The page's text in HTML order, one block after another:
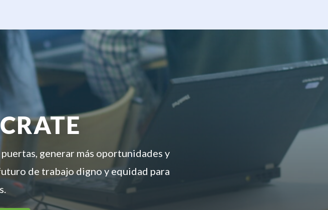
generar más oportunidades y
de trabajo digno y equidad para